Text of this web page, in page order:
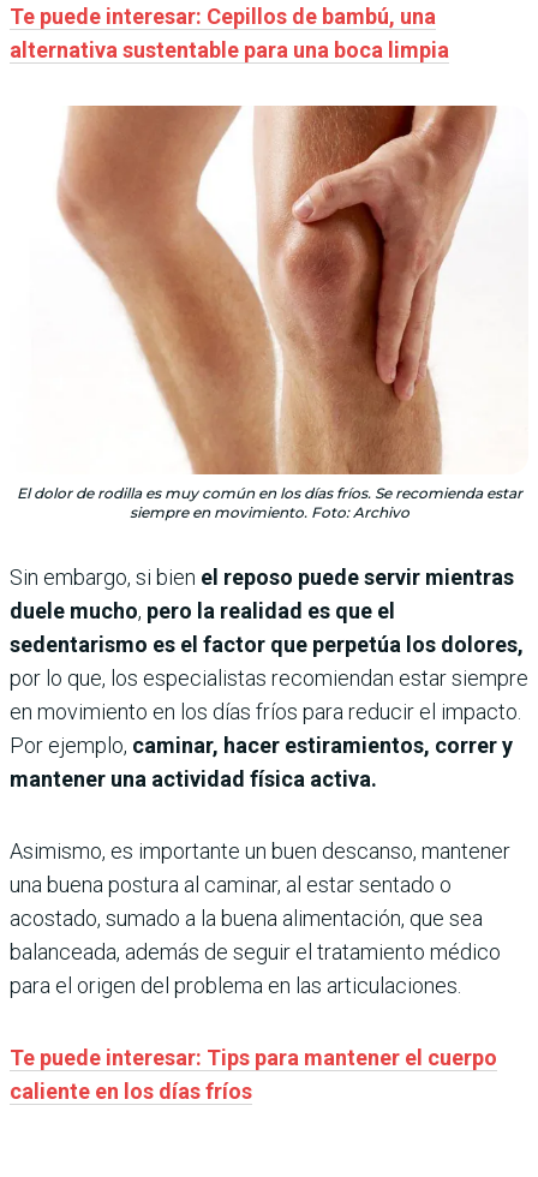
Te puede interesar: Cepillos de bambú, una
alternativa sustentable para una boca limpia
El dolor de rodilla es muy común en los días fríos. Se recomienda estar
siempre en movimiento. Foto: Archivo
Sin embargo, si bien el reposo puede servir mientras
duele mucho, pero la realidad es que el
sedentarismo es el factor que perpetúa los dolores,
por lo que, los especialistas recomiendan estar siempre
en movimiento en los días fríos para reducir el impacto.
Por ejemplo, caminar, hacer estiramientos, correr y
mantener una actividad física activa.
Asimismo, es importante un buen descanso, mantener
una buena postura al caminar, al estar sentado o
acostado, sumado a la buena alimentación, que sea
balanceada, además de seguir el tratamiento médico
para el origen del problema en las articulaciones.
Te puede interesar: Tips para mantener el cuerpo
caliente en los días fríos